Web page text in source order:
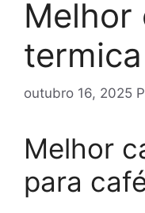
Melhor
outubro 16, 2025
Melhor
para